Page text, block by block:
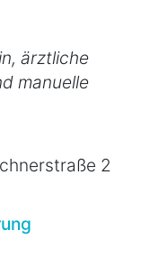
ärztliche
manuelle
2